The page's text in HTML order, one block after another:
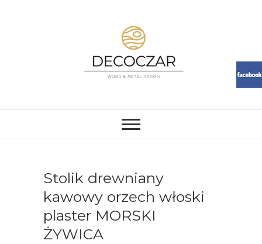
DECOCZAR
MEBLE, ŻYWICA, WOOD
Stolik drewniany
kawowy orzech włoski
plaster MORSKI
ŻYWICA